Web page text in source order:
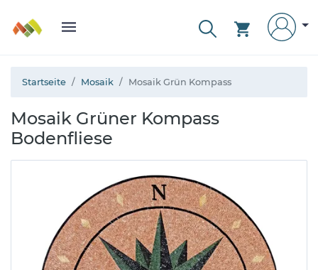
Startseite Mosaik Mosaik Grün Kompass
Mosaik Grüner Kompass
Bodenfliese